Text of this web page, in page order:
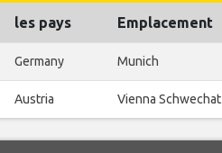
les pays Emplacement
Germany Munich
Austria Vienna Schwechat